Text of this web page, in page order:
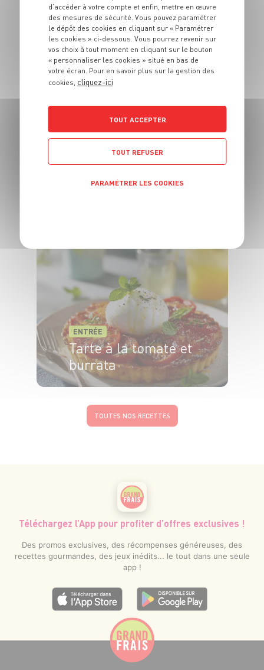
ENTRÉE
Tartelette de coings
aux épices
30 min 55 min
Huîtres panée, huile
de truffe, magret et
ENTRÉE
Tarte à la tomate et
burrata
TOUTES NOS RECETTES
Téléchargez l’App pour profiter d’offres exclusives !
Des promos exclusives, des récompenses généreuses, des
recettes gourmandes, des jeux inédits... le tout dans une seule
app !
d’accéder à votre compte et enfin, mettre en œuvre
des mesures de sécurité. Vous pouvez paramétrer
le dépôt des cookies en cliquant sur « Paramétrer
les cookies » ci-dessous. Vous pourrez revenir sur
vos choix à tout moment en cliquant sur le bouton
« personnaliser les cookies » situé en bas de
votre écran. Pour en savoir plus sur la gestion des
cookies, cliquez-ici
TOUT ACCEPTER
TOUT REFUSER
PARAMÉTRER LES COOKIES